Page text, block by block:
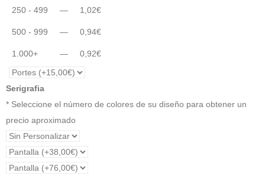
250 - 499 — 1,02€
500 - 999 — 0,94€
1.000+ — 0,92€
Serigrafia
* Seleccione el número de colores de su diseño para obtener un
precio aproximado